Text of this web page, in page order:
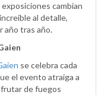
cambian
al detalle,
año tras año.
se celebra cada
el evento atraiga a
de fuegos